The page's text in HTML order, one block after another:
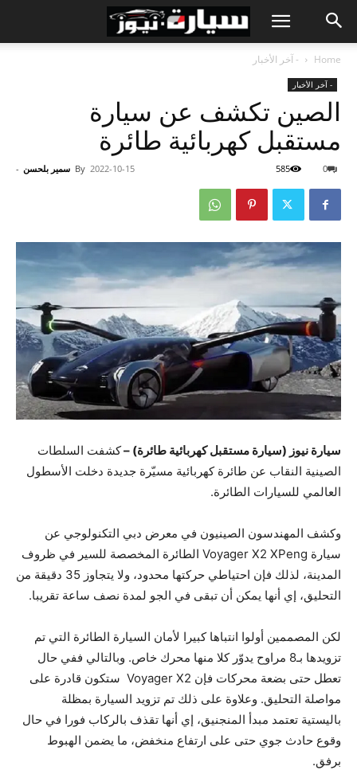
Home - آخر الأخبار
- آخر الأخبار
الصين تكشف عن سيارة
مستقبل كهربائية طائرة
By سمير بلحسن - 2022-10-15 0
585
سيارة نيوز (سيارة مستقبل كهربائية طائرة) –كشفت السلطات
الصينية النقاب عن طائرة كهربائية مسيّرة جديدة دخلت الأسطول
العالمي للسيارات الطائرة.
وكشف المهندسون الصينيون في معرض دبي التكنولوجي عن
سيارة Voyager X2 XPeng الطائرة المخصصة للسير في ظروف
المدينة، لذلك فإن احتياطي حركتها محدود، ولا يتجاوز 35 دقيقة من
التحليق، إي أنها يمكن أن تبقى في الجو لمدة نصف ساعة تقريبا.
لكن المصممين أولوا انتباها كبيرا لأمان السيارة الطائرة التي تم
تزويدها بـ8 مراوح يدوّر كلا منها محرك خاص. وبالتالي ففي حال
تعطل حتى بضعة محركات فإن Voyager X2 ستكون قادرة على
مواصلة التحليق. وعلاوة على ذلك تم تزويد السيارة بمظلة
باليستية تعتمد مبدأ المنجنيق، إي أنها تقذف بالركاب فورا في حال
وقوع حادث جوي حتى على ارتفاع منخفض، ما يضمن الهبوط
برفق.